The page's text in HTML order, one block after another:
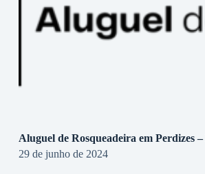
Aluguel de Rosqueadeira em Perdizes
29 de junho de 2024